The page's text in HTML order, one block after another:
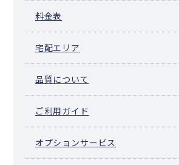
料金表
宅配エリア
品質について
ご利用ガイド
オプションサービス